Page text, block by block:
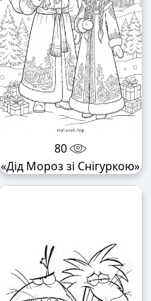
80
«Дід Мороз зі Снігуркою»